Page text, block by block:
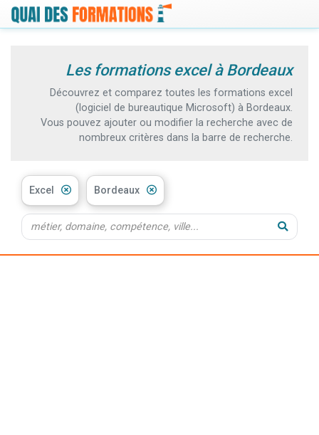
Les formations excel à Bordeaux
Découvrez et comparez toutes les formations excel
(logiciel de bureautique Microsoft) à Bordeaux.
Vous pouvez ajouter ou modifier la recherche avec de
nombreux critères dans la barre de recherche.
Excel Bordeaux